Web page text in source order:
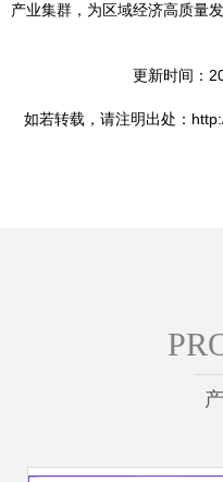
产业集群，为区域经济高质量
更新时间：
如若转载，请注明出处：